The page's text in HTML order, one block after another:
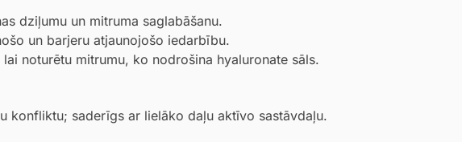
dziļumu un mitruma saglabāšanu.
un barjeru atjaunojošo iedarbību.
noturētu mitrumu, ko nodrošina hyaluronate sāls.
konfliktu; saderīgs ar lielāko daļu aktīvo sastāvdaļu.